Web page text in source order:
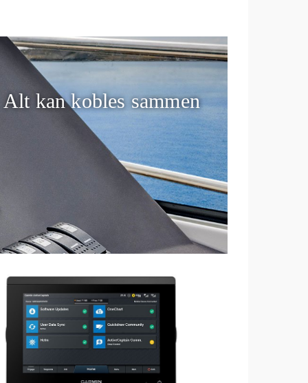
Alt kan kobles sammen